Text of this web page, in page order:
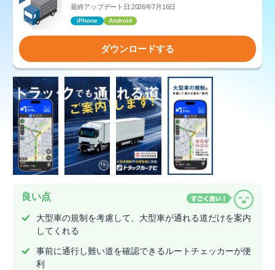
最終アップデート日:2026年7月16日
iPhone Android
ダウンロードする
良い点
大型車の規制を考慮して、大型車が通れる道だけを案内
してくれる
事前に通行し難い道を確認できるルートチェッカーが便
利